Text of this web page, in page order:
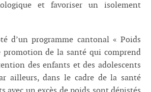
et favoriser un isolement
d’un programme cantonal « Poids
promotion de la santé qui comprend
des enfants et des adolescents
ailleurs, dans le cadre de la santé